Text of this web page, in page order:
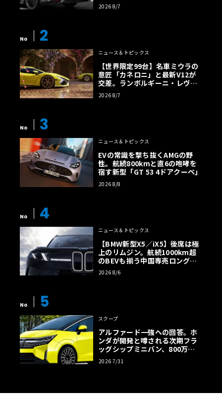
2026 8/7
No 2
ニュース＆トピックス
【世界限定99台】名車ミウラの
意匠「カネロニ」と最新V12が
交差。ランボルギーニ・レヴエ
ルトに60周年記念車が登場
2026 8/7
No 3
ニュース＆トピックス
EVの常識を撃ち抜くAMGの野
性。航続800kmと直6の咆哮を
宿す新型「GT 53 4ドアクーペ」
2026 8/8
No 4
ニュース＆トピックス
【BMW新型X5／iX5】後席は極
上のリムジン。航続1000km超
のBEVも揃う中国専売ロング仕
様の全貌
2026 8/6
No 5
スクープ
アルファード一強への回答。ホ
ンダが開発と噂される次期フラ
ッグシップミニバン、800万円
超の勝算【予想CG】
2026 7/31